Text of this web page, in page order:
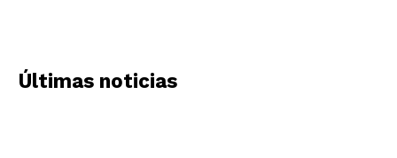
Últimas noticias